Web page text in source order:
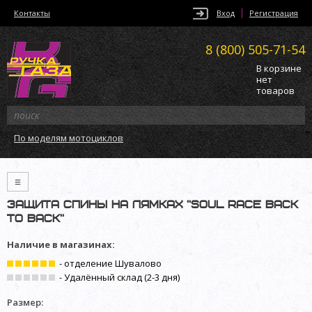
Вход Регистрация
Контакты
8 (800) 505-71-54
В корзине
нет
товаров
По моделям мотоциклов
≡
Защита спины на лямках ”Soul Race Back
to Back”
Наличие в магазинах:
- отделение Шувалово
- Удалённый склад (2-3 дня)
Размер: